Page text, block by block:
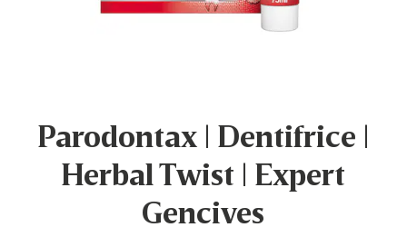
Parodontax | Dentifrice |
Herbal Twist | Expert
Gencives